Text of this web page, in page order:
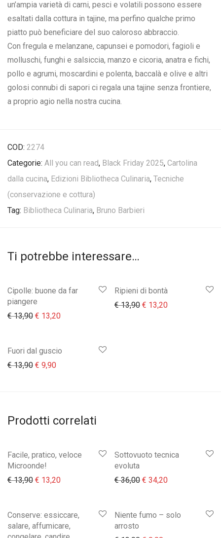
un’ampia varietà di carni, pesci e volatili possono essere
esaltati dalla cottura in tajine, ma perfino qualche primo
piatto può beneficiare del suo caloroso abbraccio.
Con fregula e melanzane, capunsei e pomodori, fagioli e
molluschi, funghi e salsiccia, manzo e cicoria, anatra e fichi,
pollo e agrumi, moscardini e polenta, baccalà e olive e altri
golosi connubi di sapori ci regala una tajine senza frontiere,
a proprio agio nella nostra cucina.
COD: 2274
Categorie: All you can read, Black Friday 2025, Cartolina
dalla cucina, Edizioni Bibliotheca Culinaria, Tecniche
(conservazione e cottura)
Tag: Bibliotheca Culinaria, Bruno Barbieri
Ti potrebbe interessare…
Cipolle: buone da far
piangere
€13,90 Il prezzo originale era: € 13,90.
€ 13,20Il prezzo attuale è: € 13,20.
Ripieni di bontà
€13,90 Il prezzo originale era:
€ 13,20Il prezzo
Fuori dal guscio
€13,90 Il prezzo originale era: € 13,90.
€ 9,90Il prezzo attuale è: € 9,90.
Prodotti correlati
Facile, pratico, veloce
Microonde!
€13,90 Il prezzo originale era: € 13,90.
€ 13,20Il prezzo attuale è: € 13,20.
Sottovuoto tecnica
evoluta
€36,00 Il prezzo originale era:
€ 34,20Il prezzo
Conserve: essiccare,
salare, affumicare,
Niente fumo – solo
arrosto